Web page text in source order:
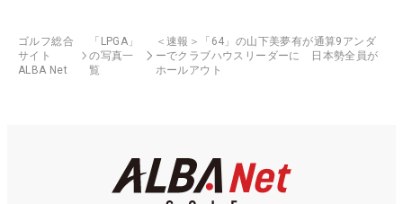
ゴルフ総合
サイト
ALBA Net
「LPGA」
の写真一
覧
＜速報＞「64」の山下美夢有が通算9アンダ
ーでクラブハウスリーダーに 日本勢全員が
ホールアウト